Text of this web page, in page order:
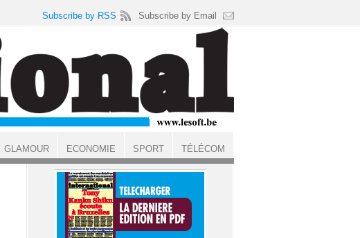
Subscribe by RSS Subscribe by Email
GLAMOUR ECONOMIE SPORT TÉLÉCOM